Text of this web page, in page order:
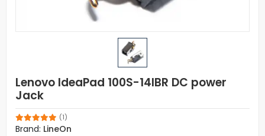
Lenovo IdeaPad 100S-14IBR DC power
Jack
(1)
Brand: LineOn